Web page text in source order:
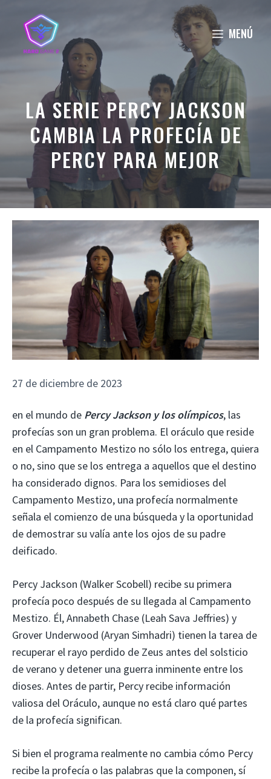
contenido
MENÚ
LA SERIE PERCY JACKSON
CAMBIA LA PROFECÍA DE
PERCY PARA MEJOR
27 de diciembre de 2023
en el mundo de Percy Jackson y los olímpicos, las
profecías son un gran problema. El oráculo que reside
en el Campamento Mestizo no sólo los entrega, quiera
o no, sino que se los entrega a aquellos que el destino
ha considerado dignos. Para los semidioses del
Campamento Mestizo, una profecía normalmente
señala el comienzo de una búsqueda y la oportunidad
de demostrar su valía ante los ojos de su padre
deificado.
Percy Jackson (Walker Scobell) recibe su primera
profecía poco después de su llegada al Campamento
Mestizo. Él, Annabeth Chase (Leah Sava Jeffries) y
Grover Underwood (Aryan Simhadri) tienen la tarea de
recuperar el rayo perdido de Zeus antes del solsticio
de verano y detener una guerra inminente entre los
dioses. Antes de partir, Percy recibe información
valiosa del Oráculo, aunque no está claro qué partes
de la profecía significan.
Si bien el programa realmente no cambia cómo Percy
recibe la profecía o las palabras que la componen, sí